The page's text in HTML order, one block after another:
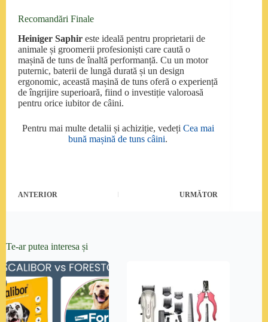
Recomandări Finale
Heiniger Saphir este ideală pentru proprietarii de
animale și groomerii profesioniști care caută o
mașină de tuns de înaltă performanță. Cu un motor
puternic, baterii de lungă durată și un design
ergonomic, această mașină de tuns oferă o experiență
de îngrijire superioară, fiind o investiție valoroasă
pentru orice iubitor de câini.
Pentru mai multe detalii și achiziție, vedeți Cea mai
bună mașină de tuns câini.
ANTERIOR URMĂTOR
Te-ar putea interesa și